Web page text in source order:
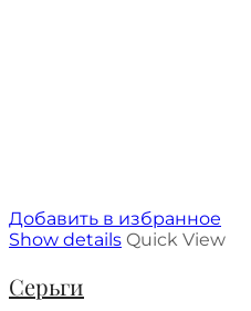
Добавить в избранное
Show details Quick View
Серьги